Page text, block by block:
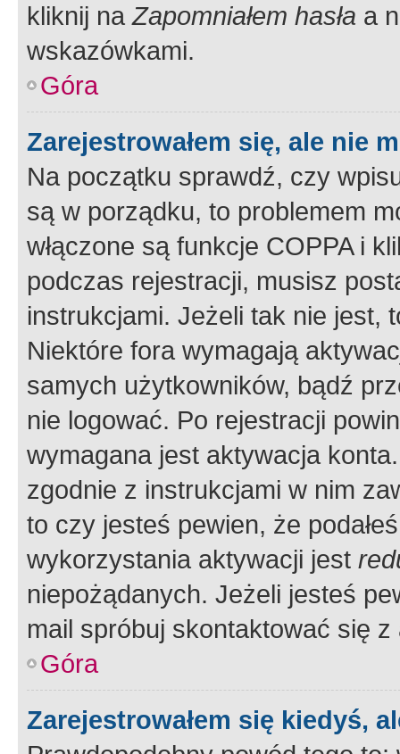
kliknij naZapomniałem hasła a
wskazówkami.
Góra
Zarejestrowałem się, ale nie
Na początku sprawdź, czy
są w porządku, to problemem
włączone są funkcje COPPA i
podczas rejestracji, musisz
instrukcjami. Jeżeli tak nie jest,
Niektóre fora wymagają
samych użytkowników, bądź
nie logować. Po rejestracji
wymagana jest aktywacja
zgodnie z instrukcjami w nim
to czy jesteś pewien, że
wykorzystania aktywacji jest
niepożądanych. Jeżeli jesteś
mail spróbuj skontaktować się
Góra
Zarejestrowałem się kiedyś,